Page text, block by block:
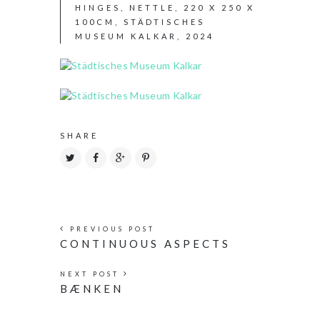
HINGES, NETTLE, 220 X 250 X
100CM, STÄDTISCHES
MUSEUM KALKAR, 2024
SHARE
PREVIOUS POST
CONTINUOUS ASPECTS
NEXT POST
BÆNKEN